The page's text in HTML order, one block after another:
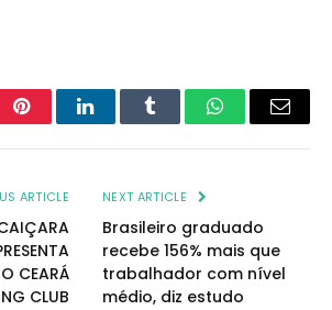
PinterestLinkedInTumblr WhatsAppEmail
ARTICLE
CEARÁ
CLUB
NEXT ARTICLE
Brasileiro graduado
recebe 156% mais que
trabalhador com nível
médio, diz estudo